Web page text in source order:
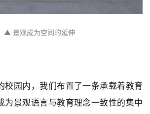
▲ 景观成为空间的延伸
校园内，我们布置了一条承载着教育
为景观语言与教育理念一致性的集中